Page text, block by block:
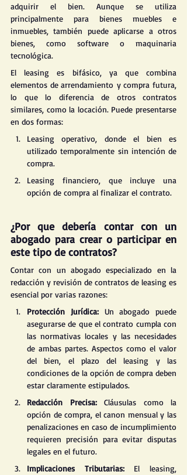
adquirir el bien. Aunque se utiliza
principalmente para bienes muebles e
inmuebles, también puede aplicarse a otros
bienes, como software o maquinaria
tecnológica​​.
El leasing es bifásico, ya que combina
elementos de arrendamiento y compra futura,
lo que lo diferencia de otros contratos
similares, como la locación. Puede presentarse
en dos formas:
Leasing operativo, donde el bien es
utilizado temporalmente sin intención de
compra.
Leasing financiero, que incluye una
opción de compra al finalizar el contrato​.
¿Por que debería contar con un
abogado para crear o participar en
este tipo de contratos?
Contar con un abogado especializado en la
redacción y revisión de contratos de leasing es
esencial por varias razones:
Protección Jurídica: Un abogado puede
asegurarse de que el contrato cumpla con
las normativas locales y las necesidades
de ambas partes. Aspectos como el valor
del bien, el plazo del leasing y las
condiciones de la opción de compra deben
estar claramente estipulados.
Redacción Precisa: Cláusulas como la
opción de compra, el canon mensual y las
penalizaciones en caso de incumplimiento
requieren precisión para evitar disputas
legales en el futuro​.
Implicaciones Tributarias: El leasing,